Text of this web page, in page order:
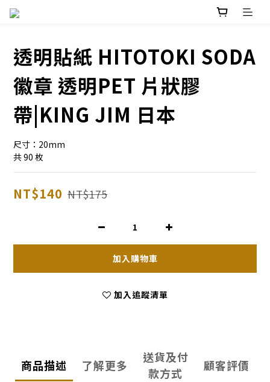
透明貼紙 HITOTOKI SODA
徽章 透明PET 片狀膠
帶|KING JIM 日本
尺寸：20mm
共 90 枚
NT$140 NT$175
加入購物車
加入追蹤清單
商品描述 了解更多
送貨及付
款方式
顧客評價